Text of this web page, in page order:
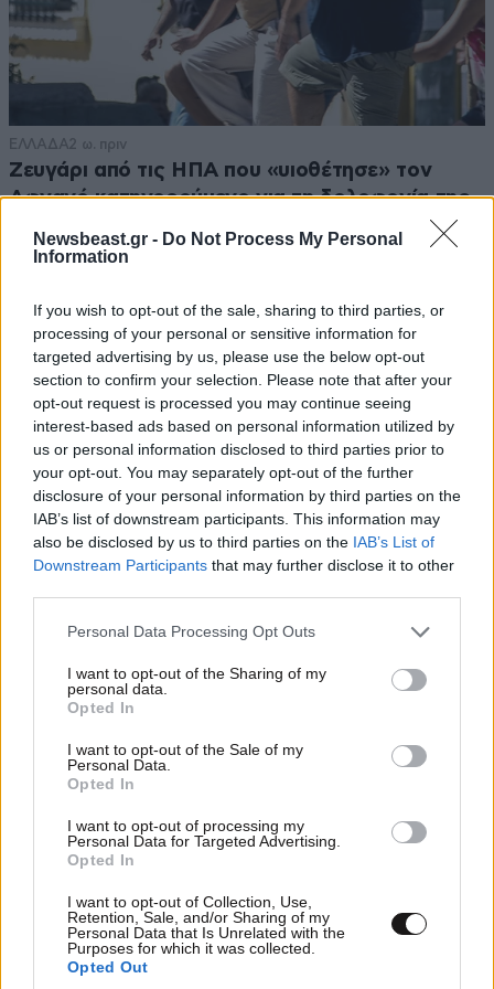
Newsbeast.gr - Do Not Process My Personal
Information
If you wish to opt-out of the sale, sharing to third parties, or
processing of your personal or sensitive information for
targeted advertising by us, please use the below opt-out
section to confirm your selection. Please note that after your
opt-out request is processed you may continue seeing
interest-based ads based on personal information utilized by
us or personal information disclosed to third parties prior to
your opt-out. You may separately opt-out of the further
disclosure of your personal information by third parties on the
IAB’s list of downstream participants. This information may
also be disclosed by us to third parties on the IAB’s List of
Downstream Participants that may further disclose it to other
Please note that this website/app uses one or more Google
not limited to your visit or usage behaviour. You may click to
grant or deny consent to Google and its third-party tags to
use your data for below specified purposes in below Google
consent section.
Personal Data Processing Opt Outs
I want to opt-out of the Sharing of my
personal data.
Opted In
I want to opt-out of the Sale of my
Personal Data.
Opted In
I want to opt-out of processing my
Personal Data for Targeted Advertising.
Opted In
I want to opt-out of Collection, Use,
Retention, Sale, and/or Sharing of my
Personal Data that Is Unrelated with the
Purposes for which it was collected.
Opted Out
Γιδας.'......... 03·04·2018 17:24
Καλαματιανοεγγλεζικα θα μιλαει η Apple...
Απαντήστε 0 0
Τι φρουτα βγαζει η καλαματα;;;;
ΕΛ.ΑΣ για να ΓΕΛΑΣ 03·04·2018 17:26
απο αυτα που τα καπνιζεις ή απο αυτα που τα
ψηφιζεις ρωτας;;
Απαντήστε 0
ΕΛΛΑΔΑ2 ω. πριν
Ζευγάρι από τις ΗΠΑ που «υιοθέτησε» τον
Αφγανό κατηγορούμενο για τη δολοφονία της
Ελίζαμπεθ Ρος: «Είμαστε συντετριμμένοι – Δεν
έδειξε ποτέ ότι ήταν ικανός για κάτι τέτοιο»